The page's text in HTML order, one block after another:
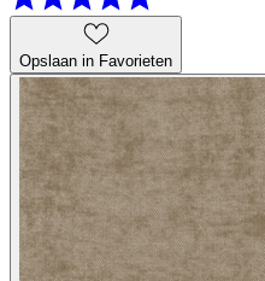
Opslaan in Favorieten